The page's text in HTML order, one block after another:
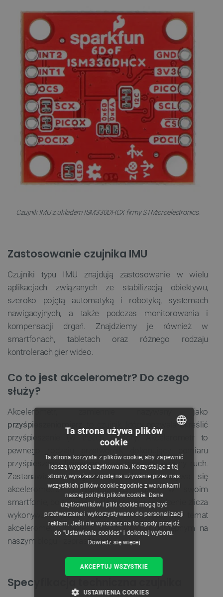
Czujnik IMU z układem ISM330DHCX firmy STMicroelectronics.
Zastosowanie czujnika IMU
Czujniki typu IMU znajdują zastosowanie w wielu
aplikacjach związanych ze stabilizacją obiektywu,
szeroko pojętą automatyką i robotyką, systemach
nawigacyjnych, a także podczas monitorowania i
kompensacji drgań. Znajdziemy je również w
smartfonach, tabletach oraz różnego rodzaju
kontrolerach gier wideo.
Co to jest akcelerometr? Do czego
służy?
Akcelerometr, zamiennie nazywany jako
przyśpieszeniomierz
, to czujnik, który pozwala określić
przyśpieszenie (w trzech osiach). Akcelerometr to
pewnego rodzaju przetwornik dokonujący pomiaru
przyśpieszenialiniowego, czyli mierzący własny ruch.
Zastanawiasz się gdzie tak właściwie używa się
akcelerometru? Znajdziesz go nawet w swoim
smartfonie, bo to właśnie dzięki niemu urządzenie zlicza
wykonywana przez Ciebie kroki. Więcej na temat
akcelerometru dowiesz się zartykułudostępnym na
naszym blogu - zapraszamy!
Specyfikacja techniczna czujnika
CZECH
ENGLISH
GERMAN
Ta strona używa plików
cookie
Ta strona korzysta z plików cookie, aby zapewnić
lepszą wygodę użytkowania. Korzystając z tej
strony, wyrażasz zgodę na używanie przez nas
wszystkich plików cookie zgodnie z warunkami
naszej polityki plików cookie. Dane
użytkowników i pliki cookie mogą być
przetwarzane i wykorzystywane do personalizacji
reklam. Jeśli nie wyrażasz na to zgody przejdź
do "Ustawienia cookies" i dokonaj wyboru.
Dowiedz się więcej
AKCEPTUJ WSZYSTKIE
USTAWIENIA COOKIES